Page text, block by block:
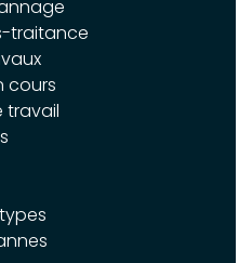
traitance
cours
travail